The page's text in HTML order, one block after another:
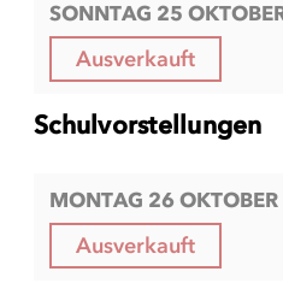
SONNTAG 25
Ausverkauft
Schulvorstellungen
MONTAG 26
Ausverkauft